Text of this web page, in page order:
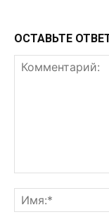
ОСТАВЬТЕ